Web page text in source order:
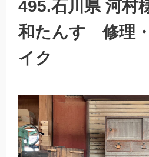
495.石川県 河
和たんす 修理
イク